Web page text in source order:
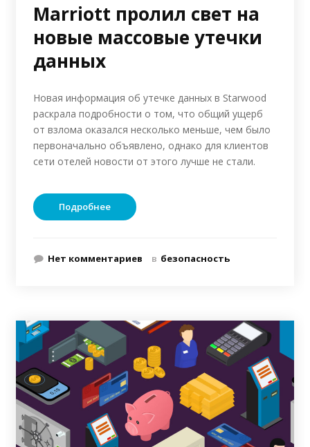
Marriott пролил свет на
новые массовые утечки
данных
Новая информация об утечке данных в Starwood
раскрала подробности о том, что общий ущерб
от взлома оказался несколько меньше, чем было
первоначально объявлено, однако для клиентов
сети отелей новости от этого лучше не стали.
Подробнее
Нет комментариев в безопасность